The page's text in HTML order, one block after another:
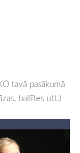
tavā pasākumā
ballītes utt.)